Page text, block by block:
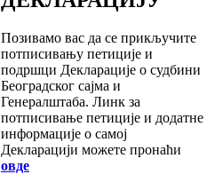
Позивамо вас да се прикључите
потписивању петиције и
подршци Декларације о судбини
Београдског сајма и
Генералштаба. Линк за
потписивање петиције и додатне
информације о самој
Декларацији можете пронаћи
овде